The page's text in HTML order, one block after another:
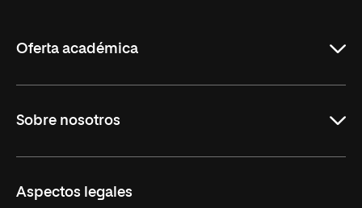
Oferta académica
Másteres Oficiales
Doctorados
Sobre nosotros
Facultades
Aspectos legales